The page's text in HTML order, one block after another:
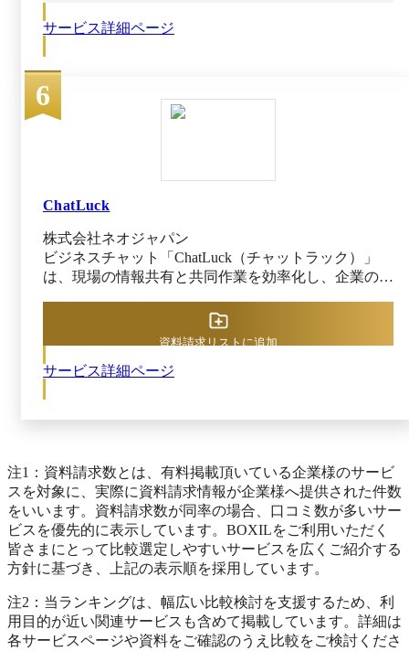
データに基づく取り組みの振り返りを行えます。
専属のカスタマーサクセスと一緒に取り組みの効
果検証を行い、取り組みの内容を改善できます。
取り組みを「やって終わり」「やりっぱなし」に
ます。 ￼ 詳細プロフィールと興味・関心タグで共通項
仕事と趣味の両輪でつながりを生み出します。リアル
タイムでエンゲージメントを測定するダッシュボード
では、ログイン率・リアクション量・社内報既読数を
把握でき、コミュニケーションが減ったメンバーを早
図・熱量指数でキーパーソンや孤立メンバーを直感的
に把握可能。これにより早期離職コストの発生リスク
サービス詳細ページ
6
ChatLuck
株式会社ネオジャパン
ビジネスチャット「ChatLuck（チャットラック）」
は、現場の情報共有と共同作業を効率化し、企業の生
サービス詳細ページ
資料請求リストに追加
注1：資料請求数とは、有料掲載頂いている企業様のサービ
スを対象に、実際に資料請求情報が企業様へ提供された件数
をいいます。資料請求数が同率の場合、口コミ数が多いサー
ビスを優先的に表示しています。BOXILをご利用いただく
皆さまにとって比較選定しやすいサービスを広くご紹介する
方針に基づき、上記の表示順を採用しています。
注2：当ランキングは、幅広い比較検討を支援するため、利
用目的が近い関連サービスも含めて掲載しています。詳細は
各サービスページや資料をご確認のうえ比較をご検討くださ